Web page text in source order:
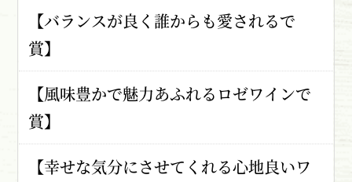
【バランスが良く誰からも愛されるで
賞】
【風味豊かで魅力あふれるロゼワインで
賞】
【幸せな気分にさせてくれる心地良いワ